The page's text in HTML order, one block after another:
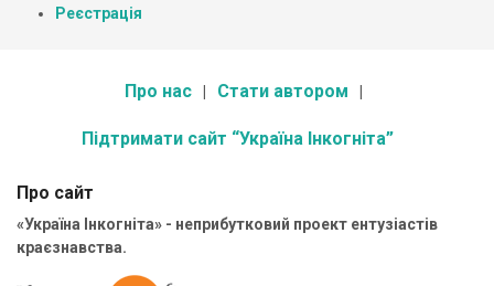
Реєстрація
Про нас Стати автором
Підтримати сайт “Україна Інкогніта”
Про сайт
«Україна Інкогніта» - неприбутковий проект ентузіастів
краєзнавства.